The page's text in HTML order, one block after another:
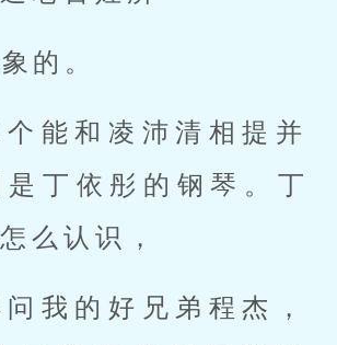
的。
丁依彤的钢琴。丁
么认识，